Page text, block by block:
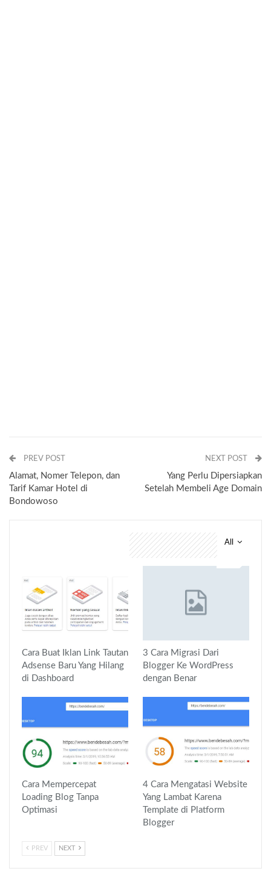
PREV POST
Alamat, Nomer Telepon, dan
Tarif Kamar Hotel di
Bondowoso
NEXT POST
Yang Perlu Dipersiapkan
Setelah Membeli Age Domain
All
Cara Buat Iklan Link Tautan
Adsense Baru Yang Hilang
di Dashboard
3 Cara Migrasi Dari
Blogger Ke WordPress
dengan Benar
Cara Mempercepat
Loading Blog Tanpa
Optimasi
4 Cara Mengatasi Website
Yang Lambat Karena
Template di Platform
Blogger
PREV NEXT